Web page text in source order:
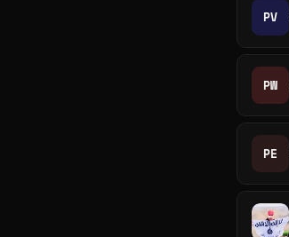
PV
PW
PE